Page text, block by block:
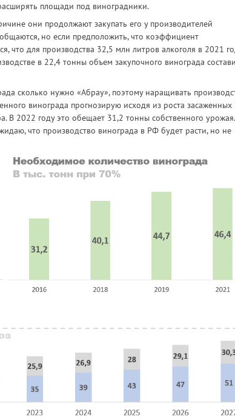
площади под виноградники.
они продолжают закупать его у производителей
но если предположить, что коэффициент
что для производства 32,5 млн литров алкоголя в 2021
в 22,4 тонны объем закупочного винограда
сколько нужно «Абрау», поэтому наращивать
винограда прогнозирую исходя из роста засаженных
В 2022 году это обещает 31,2 тонны собственного урожая.
что производство винограда в РФ будет расти, но не